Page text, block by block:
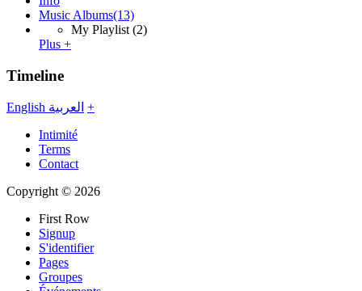
Music Albums(13)
My Playlist (2)
Plus +
Timeline
English العربية +
Intimité
Terms
Contact
Copyright © 2026
First Row
Signup
S'identifier
Pages
Groupes